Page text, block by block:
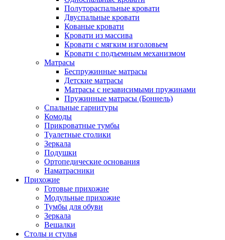
Полутораспальные кровати
Двуспальные кровати
Кованые кровати
Кровати из массива
Кровати с мягким изголовьем
Кровати с подъемным механизмом
Матрасы
Беспружинные матрасы
Детские матрасы
Матрасы с независимыми пружинами
Пружинные матрасы (Боннель)
Спальные гарнитуры
Комоды
Прикроватные тумбы
Туалетные столики
Зеркала
Подушки
Ортопедические основания
Наматрасники
Прихожие
Готовые прихожие
Модульные прихожие
Тумбы для обуви
Зеркала
Вешалки
Столы и стулья